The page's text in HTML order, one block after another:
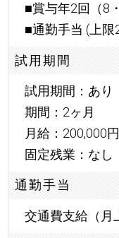
■賞与年2回（8
■通勤手当 (上限
試用期間
試用期間：あり
期間：2ヶ月
月給：200,000
固定残業：なし
通勤手当
交通費支給（月